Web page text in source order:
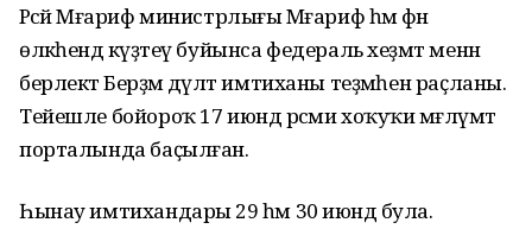
Рәсәй Мәғариф министрлығы Мәғариф һәм фән
өлкәһендә күҙәтеү буйынса федераль хеҙмәт менән
берлектә Берҙәм дәүләт имтиханы теҙмәһен раҫланы.
Тейешле бойороҡ 17 июндә рәсми хоҡуҡи мәғлүмәт
порталында баҫылған.
Һынау имтихандары 29 һәм 30 июндә була.